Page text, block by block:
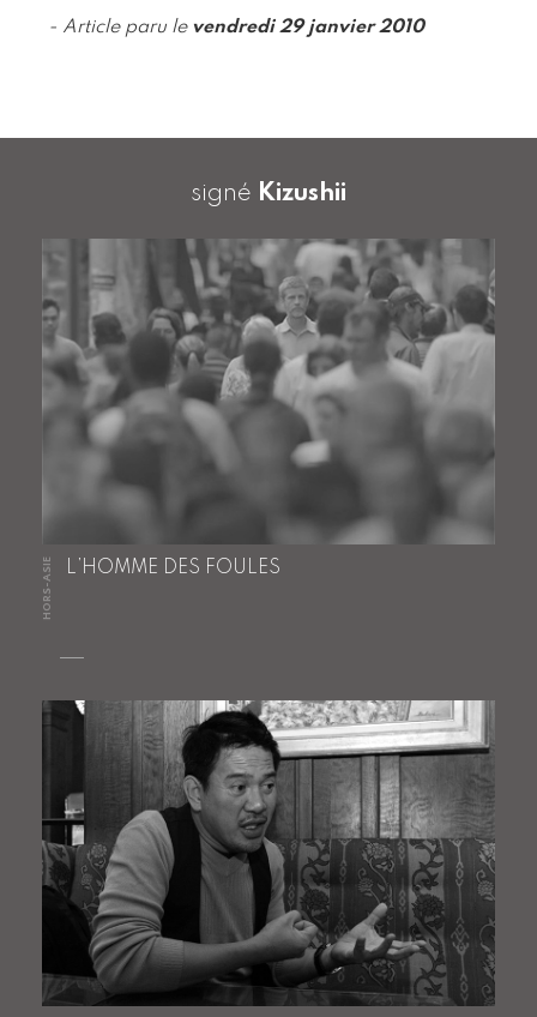
- Article paru le vendredi 29 janvier 2010
signé Kizushii
HORS-ASIE L’HOMME DES FOULES